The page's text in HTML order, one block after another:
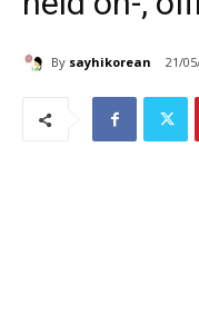
By sayhikorean 21/